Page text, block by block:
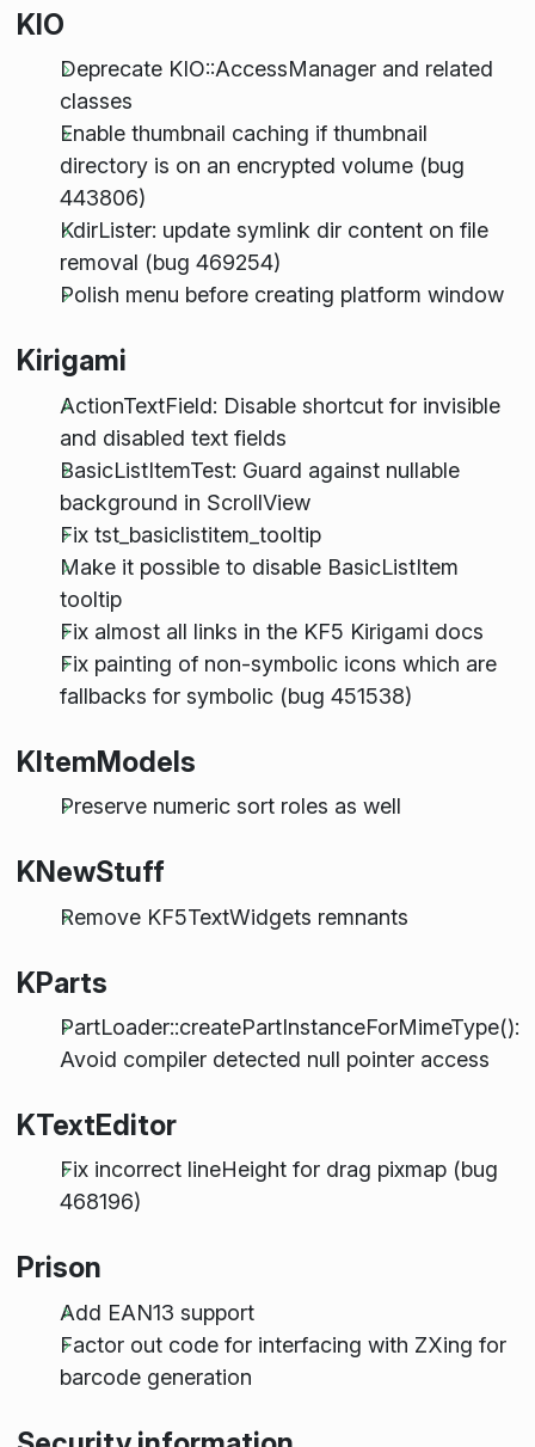
KIO
Deprecate KIO::AccessManager and related
classes
Enable thumbnail caching if thumbnail
directory is on an encrypted volume (bug
443806)
KdirLister: update symlink dir content on file
removal (bug 469254)
Polish menu before creating platform window
Kirigami
ActionTextField: Disable shortcut for invisible
and disabled text fields
BasicListItemTest: Guard against nullable
background in ScrollView
Fix tst_basiclistitem_tooltip
Make it possible to disable BasicListItem
tooltip
Fix almost all links in the KF5 Kirigami docs
Fix painting of non-symbolic icons which are
fallbacks for symbolic (bug 451538)
KItemModels
Preserve numeric sort roles as well
KNewStuff
Remove KF5TextWidgets remnants
KParts
PartLoader::createPartInstanceForMimeType():
Avoid compiler detected null pointer access
KTextEditor
Fix incorrect lineHeight for drag pixmap (bug
468196)
Prison
Add EAN13 support
Factor out code for interfacing with ZXing for
barcode generation